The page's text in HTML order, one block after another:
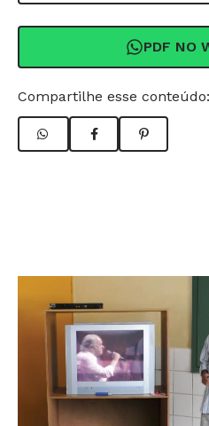
PDF NO
Compartilhe esse conteúdo: